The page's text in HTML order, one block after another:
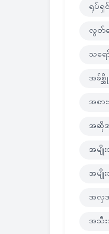
ရုပ်ရှင်
လွတ်
သရေ
အခ်စ္ဆို
အစာ
အဆို
အမျို
အမျို
အလှ
အသီး